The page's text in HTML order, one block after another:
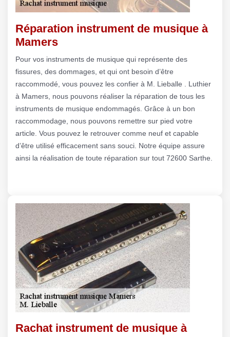
Réparation instrument de musique à
Mamers
Pour vos instruments de musique qui représente des
fissures, des dommages, et qui ont besoin d’être
raccommodé, vous pouvez les confier à M. Lieballe . Luthier
à Mamers, nous pouvons réaliser la réparation de tous les
instruments de musique endommagés. Grâce à un bon
raccommodage, nous pouvons remettre sur pied votre
article. Vous pouvez le retrouver comme neuf et capable
d’être utilisé efficacement sans souci. Notre équipe assure
ainsi la réalisation de toute réparation sur tout 72600 Sarthe.
Rachat instrument de musique à